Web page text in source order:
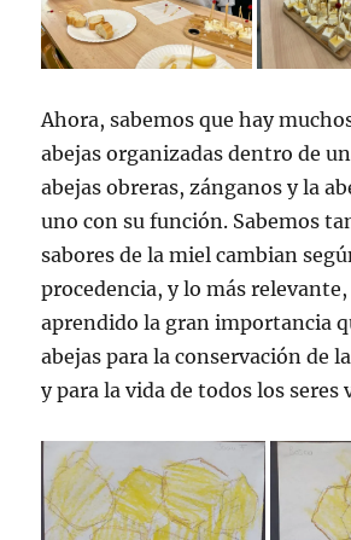
Ahora, sabemos que hay
abejas organizadas dentro de
abejas obreras, zánganos y la
uno con su función. Sabemos
sabores de la miel cambian
procedencia, y lo más
aprendido la gran importancia
abejas para la conservación de
y para la vida de todos los seres